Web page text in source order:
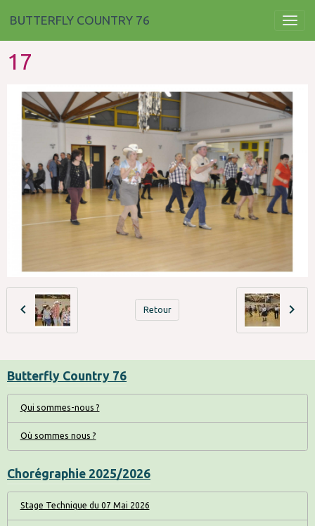
BUTTERFLY COUNTRY 76
17
Retour
Butterfly Country 76
Qui sommes-nous ?
Où sommes nous ?
Chorégraphie 2025/2026
Stage Technique du 07 Mai 2026